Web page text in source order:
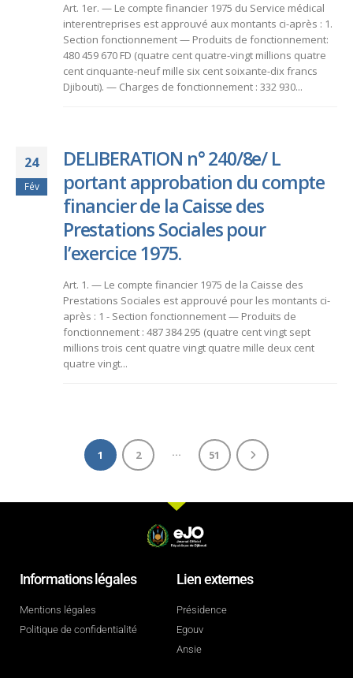
Art. 1er. — Le compte financier 1975 du Service médical
interentreprises est approuvé aux montants ci-après : 1.
Section fonctionnement — Produits de fonctionnement:
480 459 670 FD (quatre cent quatre-vingt millions quatre
cent cinquante-neuf mille six cent soixante-dix francs
Djibouti). — Charges de fonctionnement : 332 930...
24
Fév
DELIBERATION n° 240/8e/ L
portant approbation du compte
financier de la Caisse des
Prestations Sociales pour
l’exercice 1975.
Art. 1. — Le compte financier 1975 de la Caisse des
Prestations Sociales est approuvé pour les montants ci-
après : 1 - Section fonctionnement — Produits de
fonctionnement : 487 384 295 (quatre cent vingt sept
millions trois cent quatre vingt quatre mille deux cent
quatre vingt...
1 2 … 51
Informations légales
Mentions légales
Politique de confidentialité
Lien externes
Présidence
Egouv
Ansie